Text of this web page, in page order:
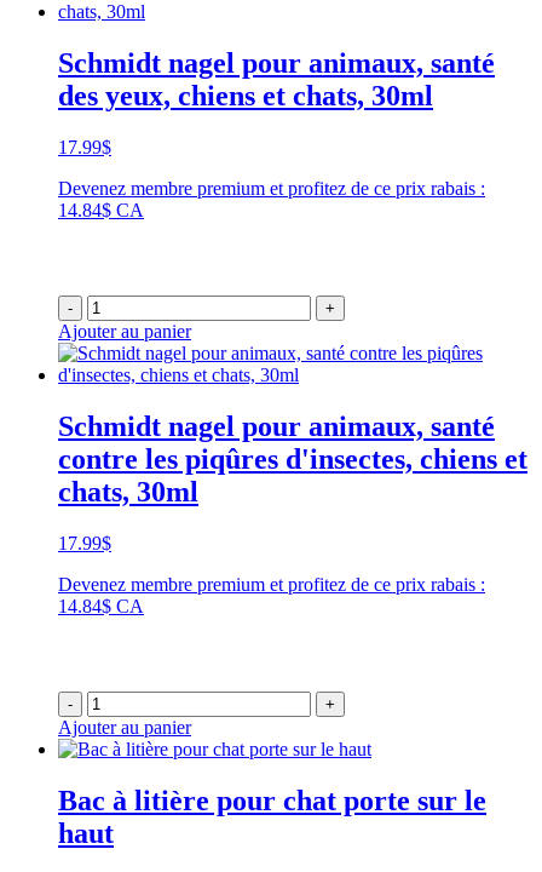
Schmidt nagel pour animaux, santé
des yeux, chiens et chats, 30ml
17.99$
Devenez membre premium et profitez de ce prix rabais :
14.84$ CA
- +
Ajouter au panier
Schmidt nagel pour animaux, santé
contre les piqûres d'insectes, chiens et
chats, 30ml
17.99$
Devenez membre premium et profitez de ce prix rabais :
14.84$ CA
- +
Ajouter au panier
Bac à litière pour chat porte sur le
haut